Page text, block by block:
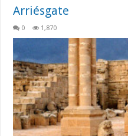
Arriésgate
0 1,870